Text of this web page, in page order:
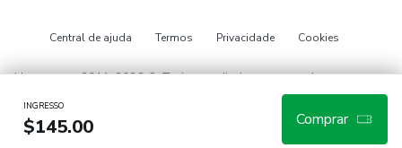
INGRESSO
$145.00 Comprar
Central de ajuda Termos Privacidade Cookies
Hotmart — 2011-2026 © Todos os direitos reservados.